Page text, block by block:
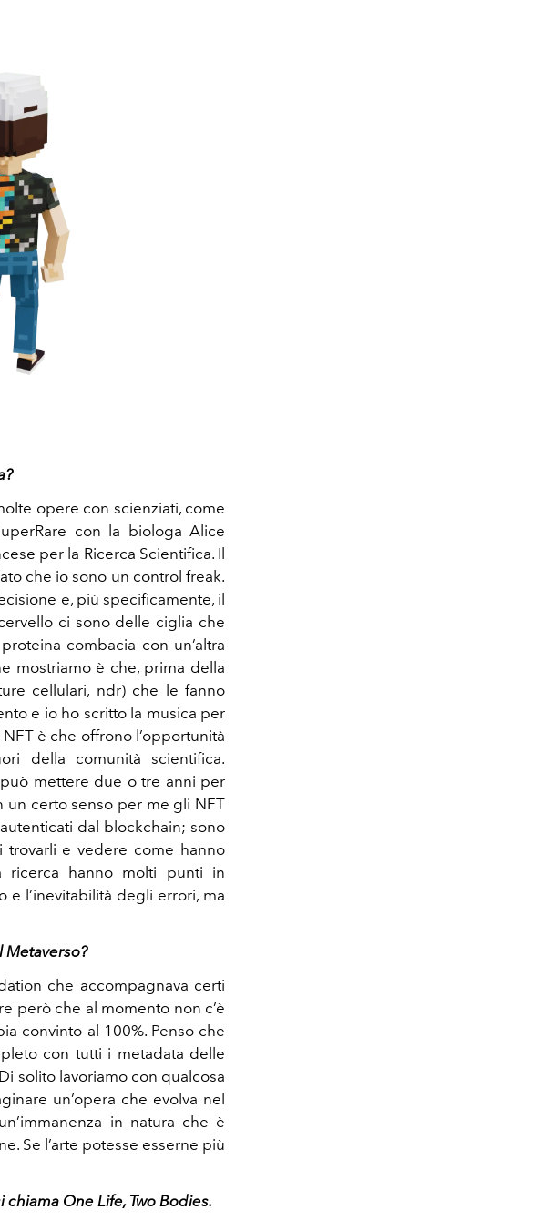
opere con scienziati, come
con la biologa Alice
per la Ricerca Scientifica. Il
che io sono un control freak.
e, più specificamente, il
ci sono delle ciglia che
combacia con un’altra
mostriamo è che, prima della
cellulari, ndr) che le fanno
e io ho scritto la musica per
è che offrono l’opportunità
della comunità scientifica.
mettere due o tre anni per
un certo senso per me gli NFT
dal blockchain; sono
e vedere come hanno
ricerca hanno molti punti in
l’inevitabilità degli errori, ma
Metaverso?
che accompagnava certi
però che al momento non c’è
convinto al 100%. Penso che
con tutti i metadata delle
solito lavoriamo con qualcosa
un’opera che evolva nel
in natura che è
Se l’arte potesse esserne più
One Life, Two Bodies.